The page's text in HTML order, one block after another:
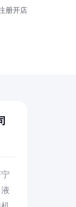
册开店